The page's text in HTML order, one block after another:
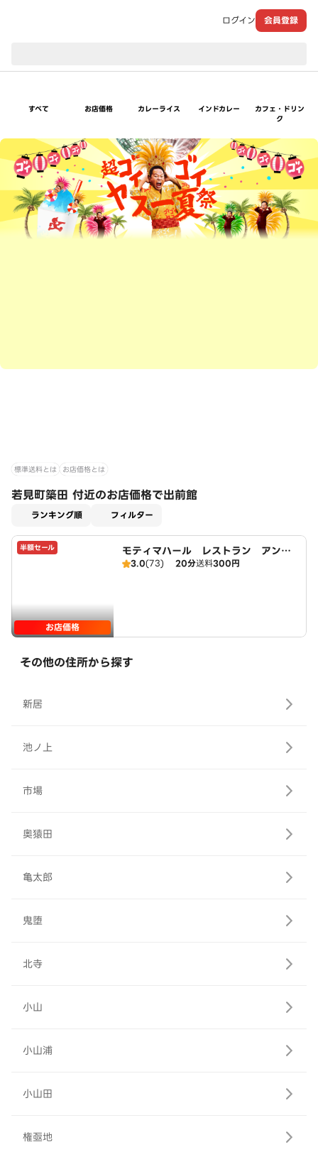
ログイン 会員登録
すべて お店価格 カレーライス インドカレー
カフェ・ドリン
ク
超ゴイゴイヤスー夏祭
標準送料とは お店価格とは
若見町築田 付近のお店価格で出前館
ランキング順 フィルター
半額セール
お店価格
モティマハール レストラン アンド
バー
3.0(73) 20分送料300円
その他の住所から探す
新居
池ノ上
市場
奥猿田
亀太郎
鬼堕
北寺
小山
小山浦
小山田
権亟地